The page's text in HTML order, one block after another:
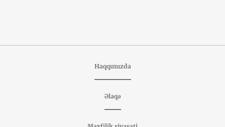
Haqqımızda
Əlaqə